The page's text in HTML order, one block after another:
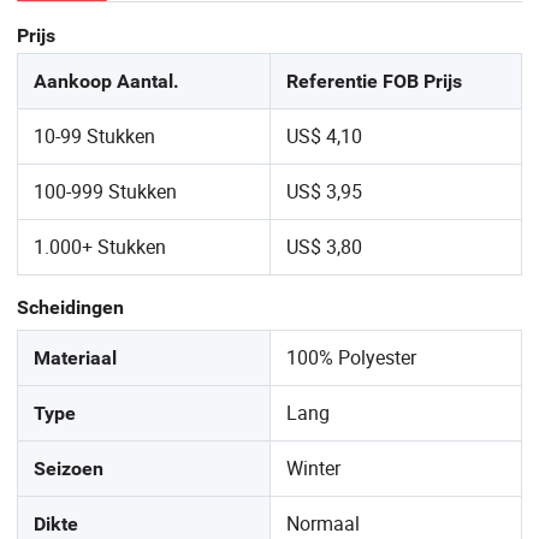
Prijs
Aankoop Aantal. Referentie FOB Prijs
10-99 Stukken US$ 4,10
100-999 Stukken US$ 3,95
1.000+ Stukken US$ 3,80
Scheidingen
Materiaal 100% Polyester
Type Lang
Seizoen Winter
Dikte Normaal